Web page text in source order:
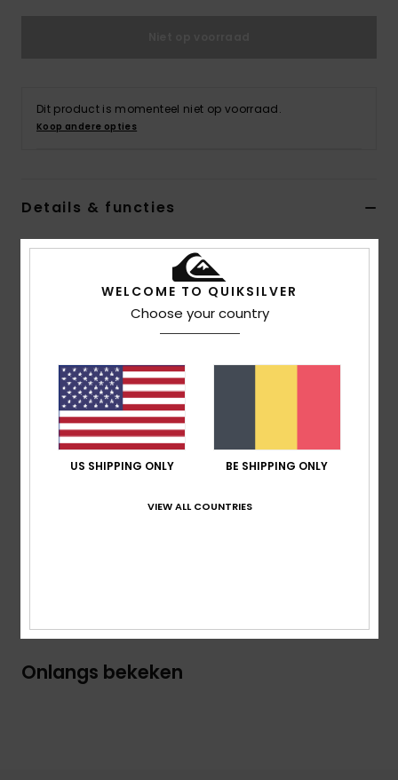
Dit product is momenteel niet op voorraad.
Koop andere opties
Details & functies
Heren Zwart Riem
Kleurcodekvj0
Gesp:sluiting met een metalen logo in reliëf
Dubbelzijdige/verstelbare band met uiteinden in
reliëf en flesopener
Lengte:42" [106.5cm]
Breedte:3,8 cm
Onlangs bekeken
WELCOME TO QUIKSILVER
Choose your country
US SHIPPING ONLY BE SHIPPING ONLY
VIEW ALL COUNTRIES